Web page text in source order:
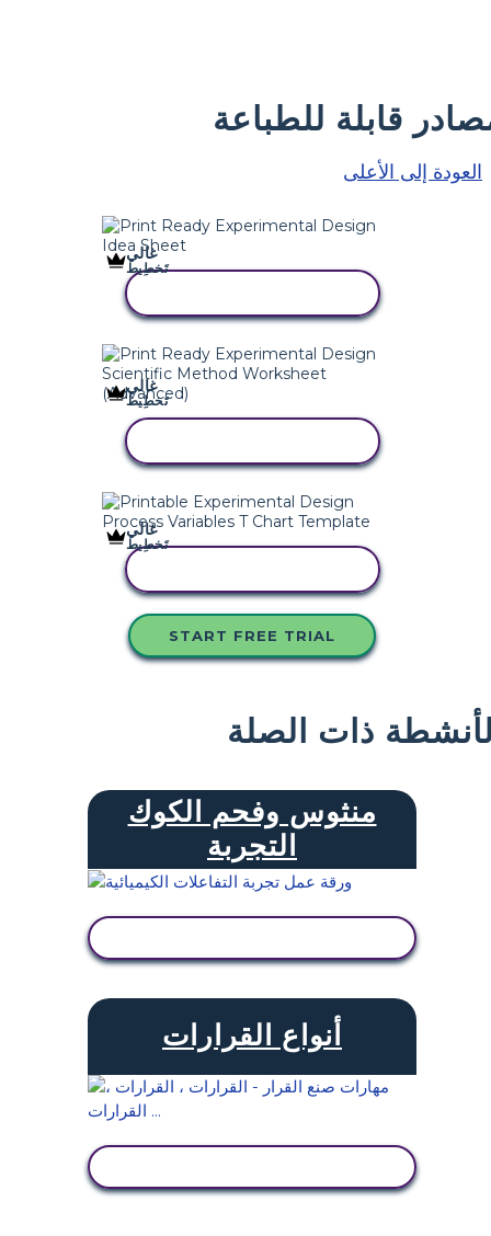
قابلة للطباعة
العودة إلى الأعلى
غالي
تَخطِيط
غالي
تَخطِيط
غالي
تَخطِيط
START FREE TRIAL
ذات الصلة
منثوس وفحم الكوك
التجربة
أنواع القرارات